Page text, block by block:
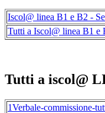
Iscol@ linea B1 e B2 -
Tutti a Iscol@ linea B1 e
Tutti a iscol@
1Verbale-commissione-